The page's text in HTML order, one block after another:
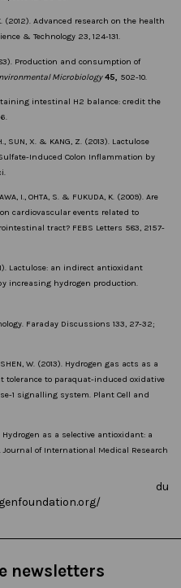
K. (2012). Advanced research on the health
& Technology 23, 124-131.
Production and consumption of
Microbiology 45, 502-10.
intestinal H2 balance: credit the
SUN, X. & KANG, Z. (2013). Lactulose
Induced Colon Inflammation by
I., OHTA, S. & FUKUDA, K. (2009). Are
cardiovascular events related to
tract? FEBS Letters 583, 2157-
Lactulose: an indirect antioxidant
increasing hydrogen production.
Faraday Discussions 133, 27-32;
SHEN, W. (2013). Hydrogen gas acts as a
tolerance to paraquat-induced oxidative
1 signalling system. Plant Cell and
Hydrogen as a selective antioxidant: a
of International Medical Research
du
newsletters